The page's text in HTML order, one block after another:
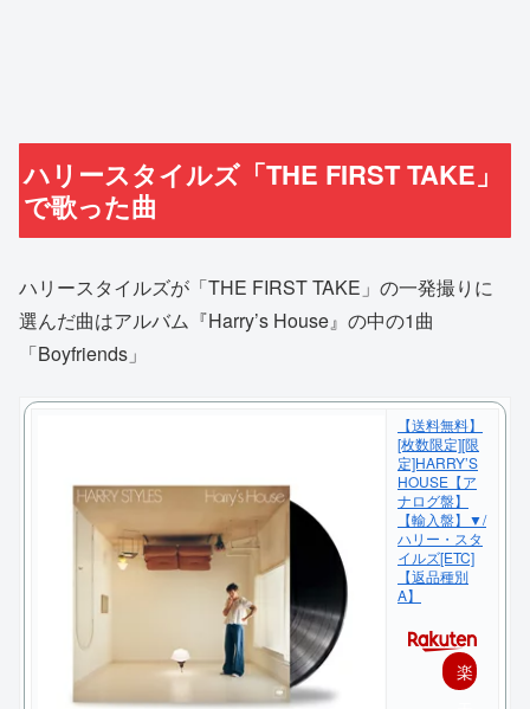
ハリースタイルズ「THE FIRST TAKE」
で歌った曲
ハリースタイルズが「THE FIRST TAKE」の一発撮りに
選んだ曲はアルバム『Harry’s House』の中の1曲
「Boyfriends」
【送料無料】
[枚数限定][限
定]HARRY’S
HOUSE【ア
ナログ盤】
【輸入盤】▼/
ハリー・スタ
イルズ[ETC]
【返品種別
A】
楽